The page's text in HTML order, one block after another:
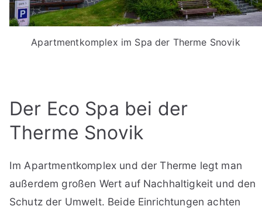
Apartmentkomplex im Spa der Therme Snovik
Der Eco Spa bei der
Therme Snovik
Im Apartmentkomplex und der Therme legt man
außerdem großen Wert auf Nachhaltigkeit und den
Schutz der Umwelt. Beide Einrichtungen achten